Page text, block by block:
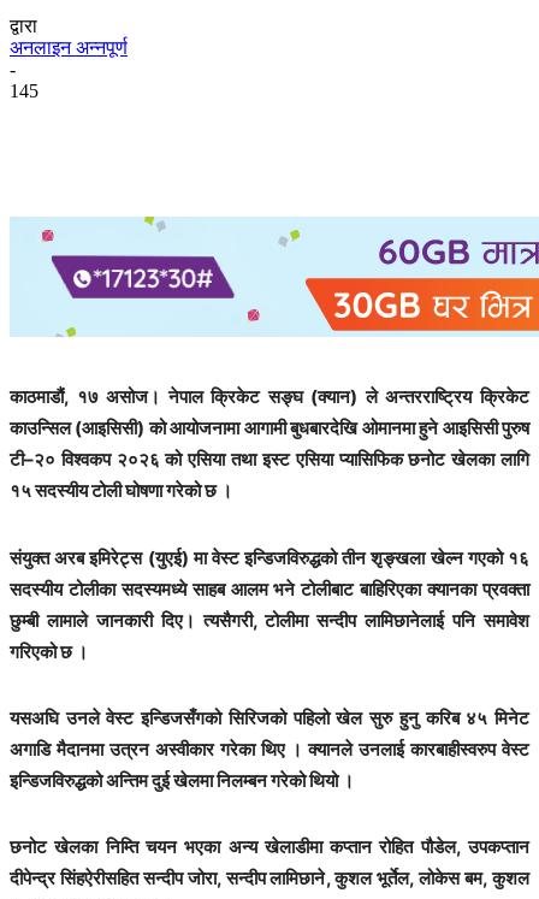
द्वारा
अनलाइन अन्नपूर्ण
-
145
काठमाडौं, १७ असोज। नेपाल क्रिकेट सङ्घ (क्यान) ले अन्तरराष्ट्रिय क्रिकेट
काउन्सिल (आइसिसी) को आयोजनामा आगामी बुधबारदेखि ओमानमा हुने आइसिसी पुरुष
टी–२० विश्वकप २०२६ को एसिया तथा इस्ट एसिया प्यासिफिक छनोट खेलका लागि
१५ सदस्यीय टोली घोषणा गरेको छ ।
संयुक्त अरब इमिरेट्स (युएई) मा वेस्ट इन्डिजविरुद्धको तीन शृङ्खला खेल्न गएको १६
सदस्यीय टोलीका सदस्यमध्ये साहब आलम भने टोलीबाट बाहिरिएका क्यानका प्रवक्ता
छुम्बी लामाले जानकारी दिए। त्यसैगरी, टोलीमा सन्दीप लामिछानेलाई पनि समावेश
गरिएको छ ।
यसअघि उनले वेस्ट इन्डिजसँगको सिरिजको पहिलो खेल सुरु हुनु करिब ४५ मिनेट
अगाडि मैदानमा उत्रन अस्वीकार गरेका थिए । क्यानले उनलाई कारबाहीस्वरुप वेस्ट
इन्डिजविरुद्धको अन्तिम दुई खेलमा निलम्बन गरेको थियो ।
छनोट खेलका निम्ति चयन भएका अन्य खेलाडीमा कप्तान रोहित पौडेल, उपकप्तान
दीपेन्द्र सिंहऐरीसहित सन्दीप जोरा, सन्दीप लामिछाने, कुशल भूर्तेल, लोकेस बम, कुशल